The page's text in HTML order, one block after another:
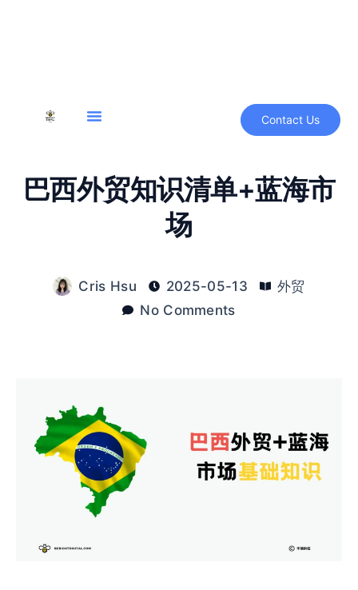
Contact Us
巴西外贸知识清单+蓝海市
场
Cris Hsu 2025-05-13
外贸
No Comments